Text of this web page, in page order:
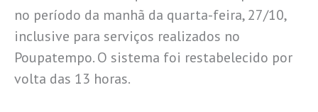
no período da manhã da quarta-feira, 27/10,
inclusive para serviços realizados no
Poupatempo. O sistema foi restabelecido por
volta das 13 horas.